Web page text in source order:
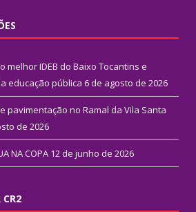
melhor IDEB do Baixo Tocantins e
educação pública 6 de agosto de 2026
pavimentação no Ramal da Vila Santa
de 2026
NA COPA 12 de junho de 2026
CR2